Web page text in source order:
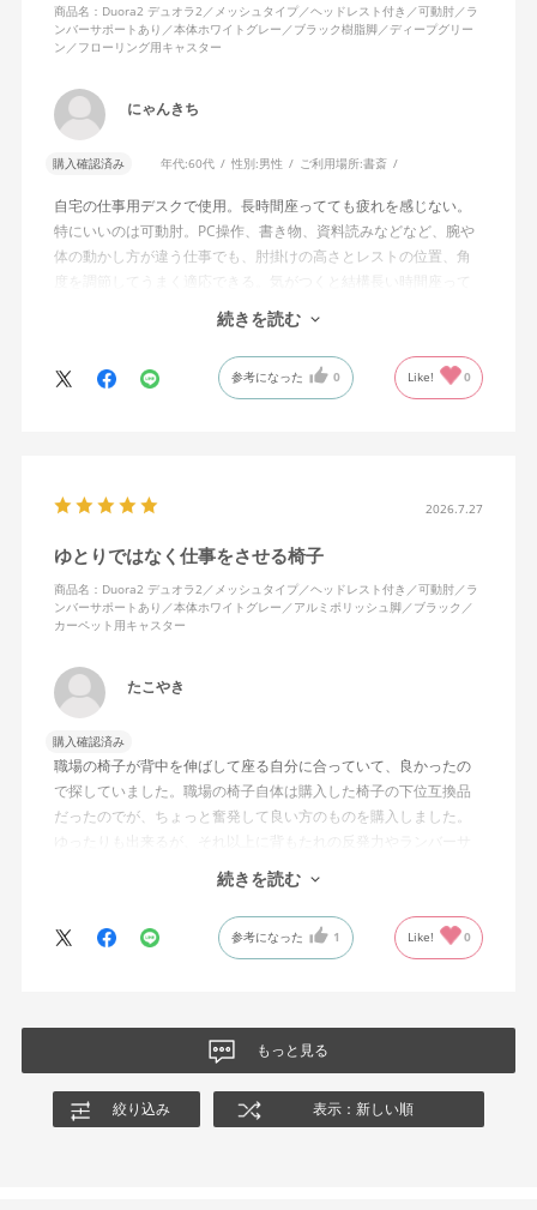
商品名：Duora2 デュオラ2／メッシュタイプ／ヘッドレスト付き／可動肘／ラ
ンバーサポートあり／本体ホワイトグレー／ブラック樹脂脚／ディープグリー
ン／フローリング用キャスター
にゃんきち
購入確認済み 年代:60代 性別:男性 ご利用場所:書斎
自宅の仕事用デスクで使用。長時間座ってても疲れを感じない。
特にいいのは可動肘。PC操作、書き物、資料読みなどなど、腕や
体の動かし方が違う仕事でも、肘掛けの高さとレストの位置、角
度を調節してうまく適応できる。気がつくと結構長い時間座って
ランバーサポートは思ったよりやさしいサポート。従来使ってい
た骨盤サポートチェアよりも支える感じは緩やかだが、姿勢の崩
の夏の暑さを考えてメッシュを選んで正解。暑気が上がる2階の仕
ープグリーンも爽やかさを感じさせてGOOD。
シンプルで機能性の高いバランスのとれたチェア。背面とヘッド
レストにもたれかかるような使い方はまだあまりしていないが、
続きを読む
参考になった 0 Like! 0
2026.7.27
ゆとりではなく仕事をさせる椅子
商品名：Duora2 デュオラ2／メッシュタイプ／ヘッドレスト付き／可動肘／ラ
ンバーサポートあり／本体ホワイトグレー／アルミポリッシュ脚／ブラック／
カーペット用キャスター
たこやき
購入確認済み
職場の椅子が背中を伸ばして座る自分に合っていて、良かったの
で探していました。職場の椅子自体は購入した椅子の下位互換品
だったのでが、ちょっと奮発して良い方のものを購入しました。
ゆったりも出来るが、それ以上に背もたれの反発力やランバーサ
ポートを突き出したり出来るので、モニターに向かわす方にも力
が入っていて仕事をするにはすごく良い椅子でした。
続きを読む
参考になった 1 Like! 0
もっと見る
絞り込み 表示：新しい順